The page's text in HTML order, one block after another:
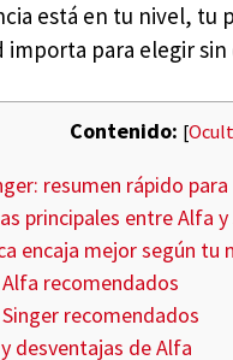
está en tu nivel, tu
importa para elegir sin
Contenido: [
resumen rápido
principales entre Alfa y
encaja mejor según tu
recomendados
recomendados
desventajas de Alfa